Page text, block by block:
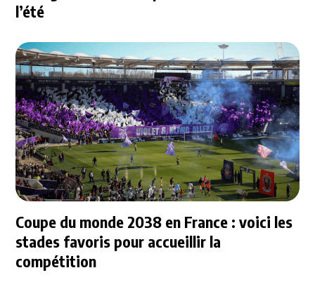
l’été
Coupe du monde 2038 en France : voici les
stades favoris pour accueillir la
compétition